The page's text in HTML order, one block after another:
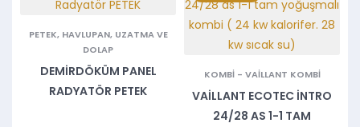
PETEK, HAVLUPAN, UZATMA VE
DOLAP
DEMIRDÖKÜM PANEL
RADYATÖR PETEK
KOMBI- VAILLANT KOMBI
VAILLANT ECOTEC İNTRO
24/28 AS 1-1 TAM